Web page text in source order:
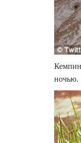
ночью.